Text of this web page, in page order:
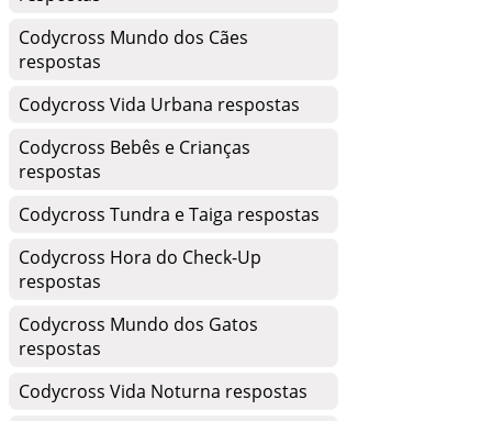
Codycross Mundo dos Cães
respostas
Codycross Vida Urbana respostas
Codycross Bebês e Crianças
respostas
Codycross Tundra e Taiga respostas
Codycross Hora do Check-Up
respostas
Codycross Mundo dos Gatos
respostas
Codycross Vida Noturna respostas